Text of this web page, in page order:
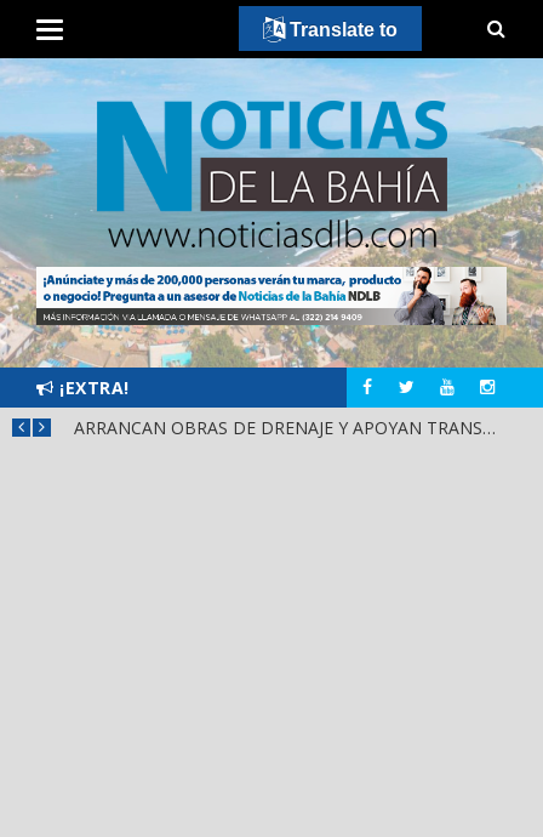
¡EXTRA!
ARRANCAN OBRAS DE DRENAJE Y APOYAN TRANSPORTE PÚBLICO EN PUENTE DE SAN CAYETANO
Translate to